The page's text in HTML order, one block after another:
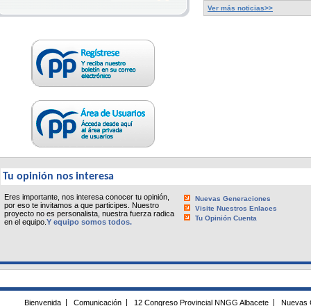
Ver más noticias>>
Tu opinión nos interesa
Eres importante, nos interesa conocer tu opinión,
por eso te invitamos a que participes. Nuestro
proyecto no es personalista, nuestra fuerza radica
en el equipo. Y equipo somos todos.
Nuevas Generaciones
Visite Nuestros Enlaces
Tu Opinión Cuenta
Bienvenida Comunicación 12 Congreso Provincial NNGG Albacete
Nuevas